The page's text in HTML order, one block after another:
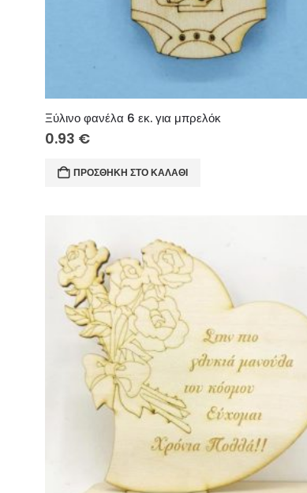
Ξύλινο φανέλα 6 εκ. για μπρελόκ
0.93 €
ΠΡΟΣΘΉΚΗ ΣΤΟ ΚΑΛΆΘΙ